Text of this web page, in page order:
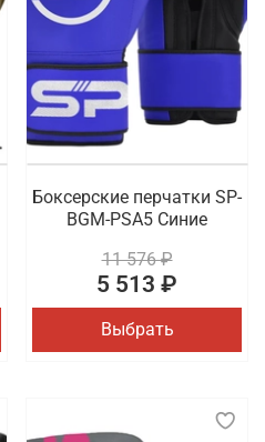
Боксерские перчатки SP-
BGM-PSA5 Синие
11 576 ₽
5 513 ₽
Выбрать